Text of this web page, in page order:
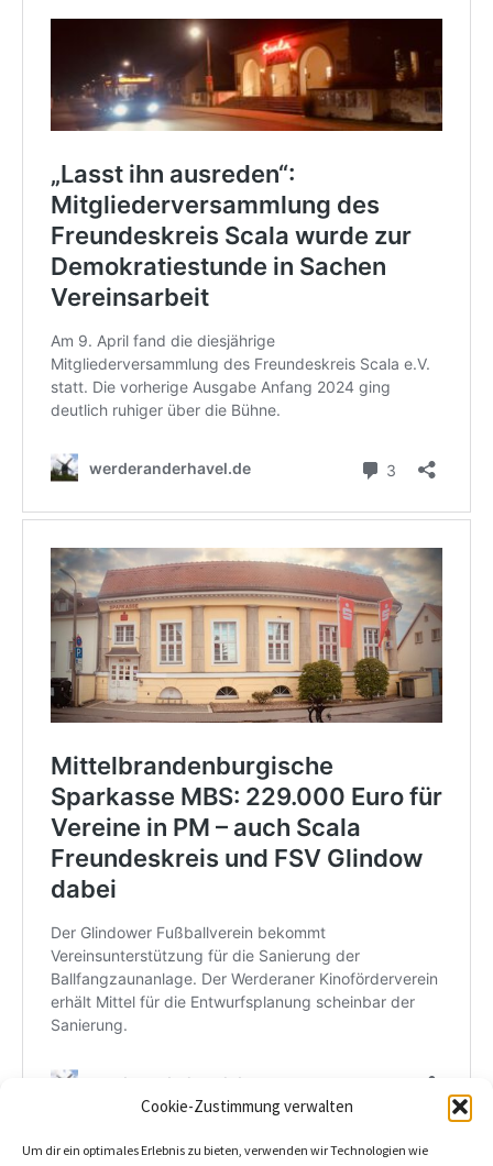
Cookie-Zustimmung verwalten
Um dir ein optimales Erlebnis zu bieten, verwenden wir Technologien wie
Beitragszähler (seit 02/03/2026, ohne Bots, Inkognito-Leser und